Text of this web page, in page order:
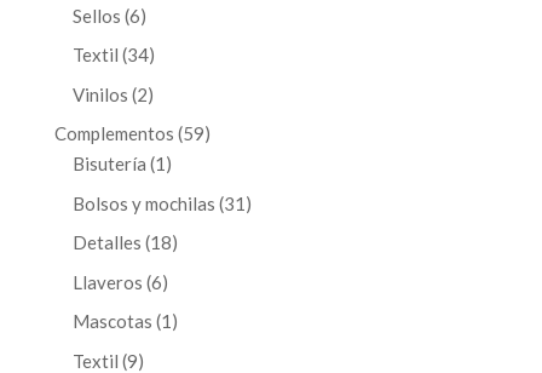
Sellos 66
productos
Textil 3434
productos
Vinilos 22
productos
Complementos 5959
Bisutería 1 1
producto
Bolsos y mochilas 31 31
Detalles 1818
Llaveros 66
productos
Mascotas 1 1
Textil 99